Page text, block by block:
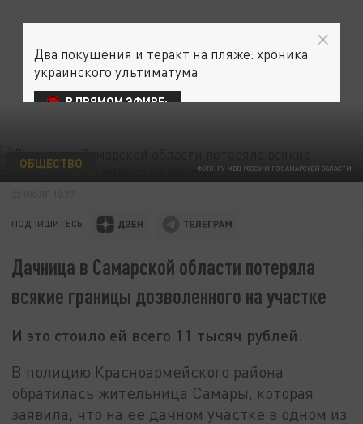
ФОТО: ГУ МВД РОССИИ ПО САМАРСКОЙ ОБЛАСТИ
ОБЩЕСТВО
ПОДПИШИТЕСЬ:
Дачница в Самарской области потеряла
всякие границы дозволенного на участке
И это стоило ей всего 11 тысяч рублей.
В полицию Красноармейского района
обратилась жительница Самары, которая
заявила, что на ее дачном участке в одном из
Два покушения и теракт на пляже: хроника
украинского ультиматума
В ПРЯМОМ ЭФИРЕ: